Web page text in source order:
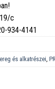
c
934-4141
és alkatrészei